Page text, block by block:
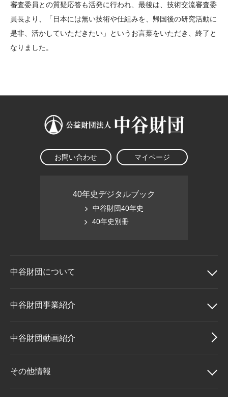
審査委員との質疑応答も活発に行われ、最後は、技術交流審査委
員長より、「日本には無い技術や仕組みを、帰国後の研究活動に
是非、活かしていただきたい」というお言葉をいただき、終了と
なりました。
お問い合わせ マイページ
40年史デジタルブック
中谷財団40年史
40年史別冊
中谷財団について
中谷財団について
理事長挨拶
設立趣意書
中谷財団事業紹介
中谷財団事業紹介
中谷賞
中谷財団動画紹介
その他情報